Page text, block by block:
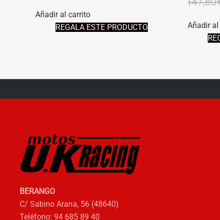
ORIGINAL
ERA:
ACTUAL
ES:
Añadir al carrito
REGALA ESTE PRODUCTO
Añadir
BERANGO
C/ Sabino Arana, 56 (48640)
Teléfono: 94 685 89 40